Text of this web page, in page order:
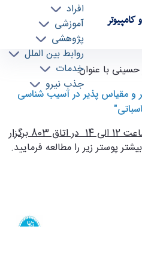
افراد
آموزشی
پژوهشی
روابط بین الملل
خدمات
جذب نیرو
آقای دکتر حسینی با
اساس موثر و مقیاس پذیر
در آسیب شناسی محاسباتی" - ece- دانشکده
با عنوان:
و مقیاس پذیر در آسیب شناسی
روزشنبه 30 فروردین ماه از ساعت 12 الی 14 در اتاق 803 برگزار
پوستر زیر را مطالعه فرمایید.